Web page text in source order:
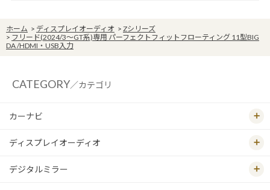
ホーム > ディスプレイオーディオ > Zシリーズ
> フリード(2024/3～GT系)専用 パーフェクトフィットフローティング 11型BIG
DA /HDMI・USB入力
CATEGORY／カテゴリ
カーナビ
ディスプレイオーディオ
デジタルミラー